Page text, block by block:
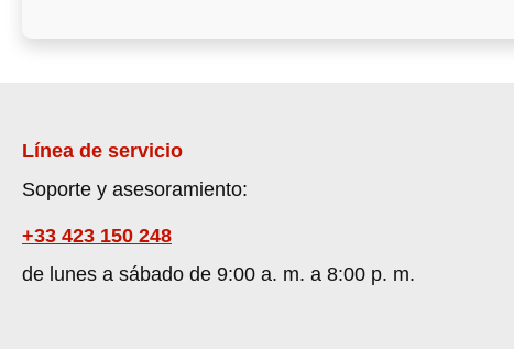
Línea de servicio
Soporte y asesoramiento:
+33 423 150 248
de lunes a sábado de 9:00 a. m. a 8:00 p. m.